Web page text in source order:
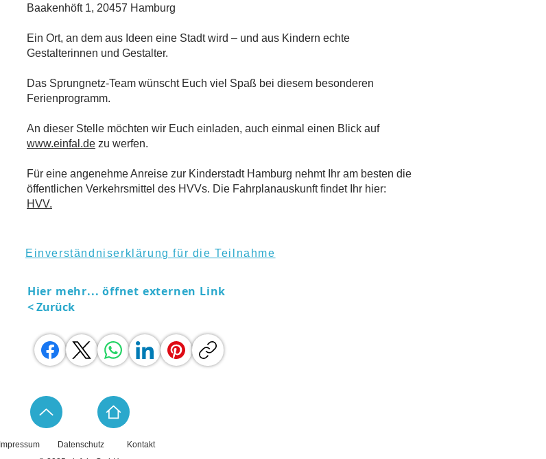
Baakenhöft 1, 20457 Hamburg
Ein Ort, an dem aus Ideen eine Stadt wird – und aus Kindern echte
Gestalterinnen und Gestalter.
Das Sprungnetz-Team wünscht Euch viel Spaß bei diesem besonderen
Ferienprogramm.
An dieser Stelle möchten wir Euch einladen, auch einmal einen Blick auf
www.einfal.de zu werfen.
Für eine angenehme Anreise zur Kinderstadt Hamburg nehmt Ihr am besten die
öffentlichen Verkehrsmittel des HVVs. Die Fahrplanauskunft findet Ihr hier:
HVV.
Einverständniserklärung für die Teilnahme
Hier mehr... öffnet externen Link
< Zurück
Impressum Datenschutz
Kontakt